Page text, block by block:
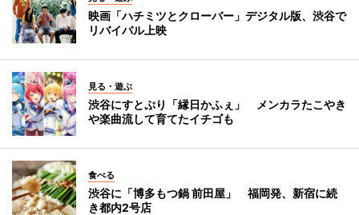
映画「ハチミツとクローバー」デジタル版、渋谷で
リバイバル上映
見る・遊ぶ
渋谷にすとぷり「縁日かふぇ」 メンカラたこやき
や楽曲流して育てたイチゴも
食べる
渋谷に「博多もつ鍋 前田屋」 福岡発、新宿に続
き都内2号店